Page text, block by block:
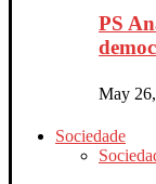
PS
May
Sociedade